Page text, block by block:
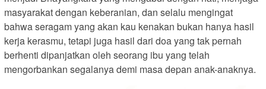
masyarakat dengan keberanian, dan selalu mengingat
bahwa seragam yang akan kau kenakan bukan hanya hasil
kerja kerasmu, tetapi juga hasil dari doa yang tak pernah
berhenti dipanjatkan oleh seorang ibu yang telah
mengorbankan segalanya demi masa depan anak-anaknya.